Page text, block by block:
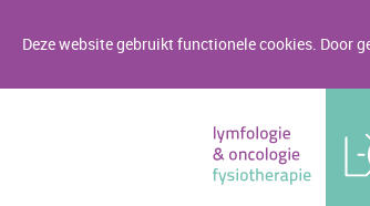
Deze website gebruikt functionele cookies. Door